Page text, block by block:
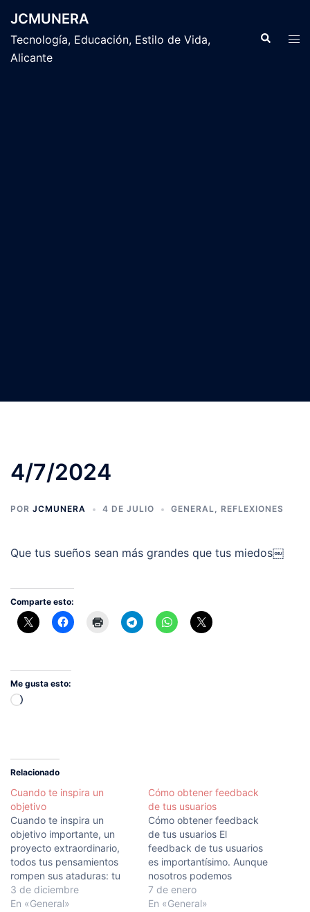
contenido
JCMUNERA
Tecnología, Educación, Estilo de Vida,
Alicante
Buscar
4/7/2024
POR JCMUNERA 4 DE JULIO GENERAL, REFLEXIONES
Que tus sueños sean más grandes que tus miedos￼
Comparte esto:
Me gusta esto:
Cargando...
Relacionado
Cuando te inspira un
objetivo
Cuando te inspira un
objetivo importante, un
proyecto extraordinario,
todos tus pensamientos
rompen sus ataduras: tu
mente supera los límites, tu
conciencia se expande en
3 de diciembre
En «General»
Cómo obtener feedback
de tus usuarios
Cómo obtener feedback
de tus usuarios El
feedback de tus usuarios
es importantísimo. Aunque
nosotros podemos
convertirnos en usuario de
nuestra app, nuestra
7 de enero
En «General»